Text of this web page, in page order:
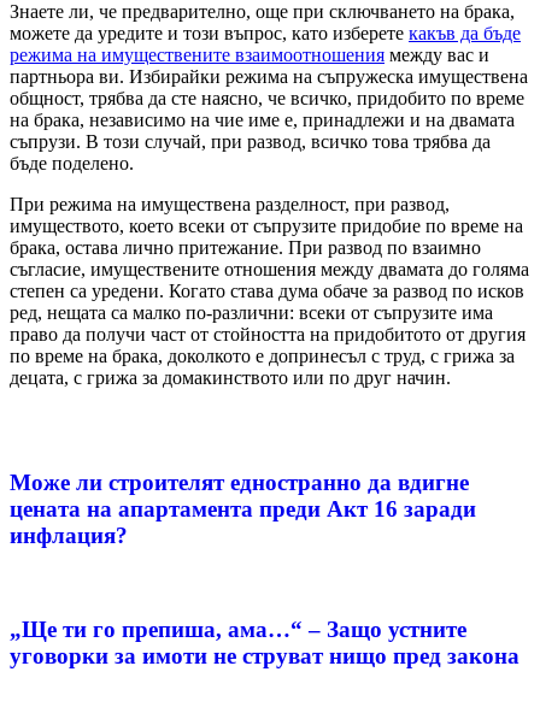
Знаете ли, че предварително, още при сключването на брака,
можете да уредите и този въпрос, като изберете какъв да бъде
режима на имуществените взаимоотношения между вас и
партньора ви. Избирайки режима на съпружеска имуществена
общност, трябва да сте наясно, че всичко, придобито по време
на брака, независимо на чие име е, принадлежи и на двамата
съпрузи. В този случай, при развод, всичко това трябва да
бъде поделено.
При режима на имуществена разделност, при развод,
имуществото, което всеки от съпрузите придобие по време на
брака, остава лично притежание. При развод по взаимно
съгласие, имуществените отношения между двамата до голяма
степен са уредени. Когато става дума обаче за развод по исков
ред, нещата са малко по-различни: всеки от съпрузите има
право да получи част от стойността на придобитото от другия
по време на брака, доколкото е допринесъл с труд, с грижа за
децата, с грижа за домакинството или по друг начин.
Може ли строителят едностранно да вдигне
цената на апартамента преди Акт 16 заради
инфлация?
„Ще ти го препиша, ама…“ – Защо устните
уговорки за имоти не струват нищо пред закона